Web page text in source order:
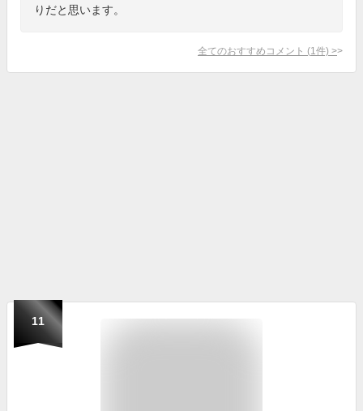
りだと思います。
全てのおすすめコメント (1 件) >
11